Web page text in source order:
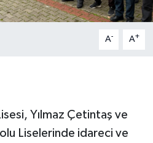
A- A+
Yılmaz Çetintaş ve
Liselerinde idareci ve